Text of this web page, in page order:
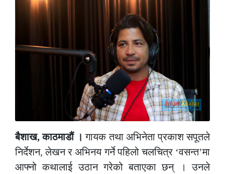
बैशाख, काठमाडौं ।गायक तथा अभिनेता प्रकाश सपूतले
निर्देशन, लेखन र अभिनय गर्ने पहिलो चलचित्र ‘वसन्त’मा
आफ्नो कथालाई उठान गरेको बताएका छन् । उनले